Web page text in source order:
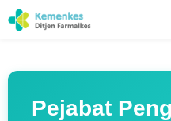
Pejabat